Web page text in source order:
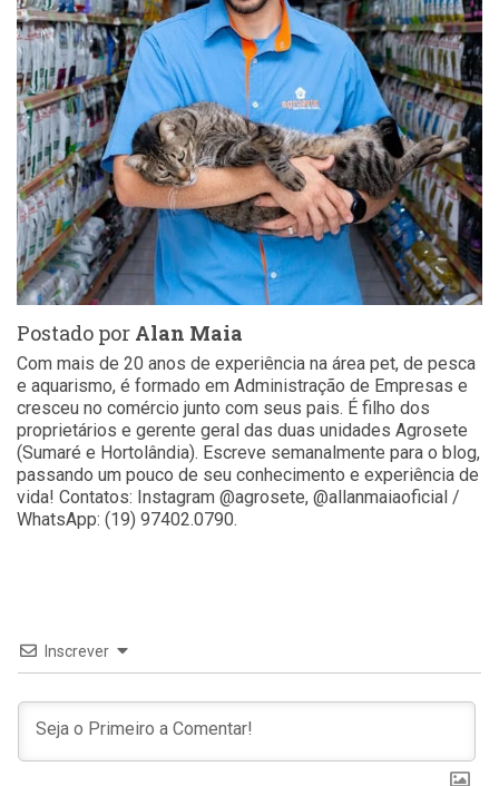
Postado por Alan Maia
Com mais de 20 anos de experiência na área pet, de pesca
e aquarismo, é formado em Administração de Empresas e
cresceu no comércio junto com seus pais. É filho dos
proprietários e gerente geral das duas unidades Agrosete
(Sumaré e Hortolândia). Escreve semanalmente para o blog,
passando um pouco de seu conhecimento e experiência de
vida! Contatos: Instagram @agrosete, @allanmaiaoficial /
WhatsApp: (19) 97402.0790.
Inscrever